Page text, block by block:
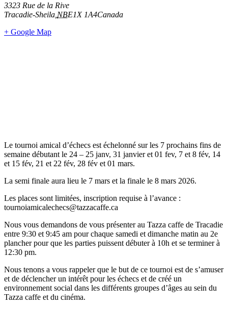
3323 Rue de la Rive
Tracadie-Sheila NBE1X 1A4Canada
+ Google Map
Le tournoi amical d’échecs est échelonné sur les 7 prochains fins de
semaine débutant le 24 – 25 janv, 31 janvier et 01 fev, 7 et 8 fév, 14
et 15 fév, 21 et 22 fév, 28 fév et 01 mars.
La semi finale aura lieu le 7 mars et la finale le 8 mars 2026.
Les places sont limitées, inscription requise à l’avance :
tournoiamicalechecs@tazzacaffe.ca
Nous vous demandons de vous présenter au Tazza caffe de Tracadie
entre 9:30 et 9:45 am pour chaque samedi et dimanche matin au 2e
plancher pour que les parties puissent débuter à 10h et se terminer à
12:30 pm.
Nous tenons a vous rappeler que le but de ce tournoi est de s’amuser
et de déclencher un intérêt pour les échecs et de créé un
environnement social dans les différents groupes d’âges au sein du
Tazza caffe et du cinéma.